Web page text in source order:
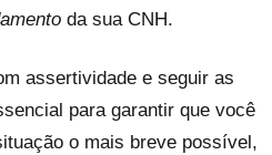
da sua CNH.
assertividade e seguir as
para garantir que você
o mais breve possível,